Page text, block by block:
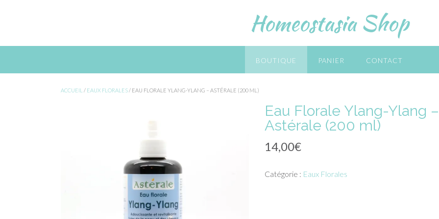
Homeostasia Shop
BOUTIQUE PANIER CONTACT
ACCUEIL / EAUX FLORALES/ EAU FLORALE YLANG-YLANG – ASTÉRALE (200 ML)
Eau Florale Ylang-Ylang –
Astérale (200 ml)
14,00€
Catégorie : Eaux Florales